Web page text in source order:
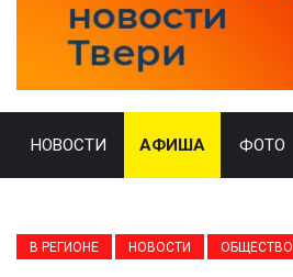
НОВОСТИ АФИША ФОТО
В РЕГИОНЕ НОВОСТИ ОБЩЕСТВО